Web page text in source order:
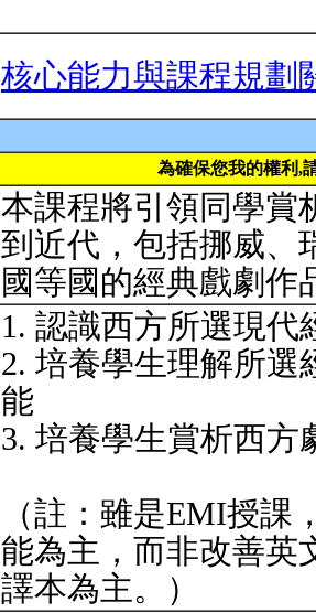
核心能力與課程規劃
為確保您我的權利,
本課程將引領同學賞
到近代，包括挪威、
國等國的經典戲劇作
1. 認識西方所選現代
2. 培養學生理解所選
能
3. 培養學生賞析西方
（註：雖是EMI授
能為主，而非改善英
譯本為主。）